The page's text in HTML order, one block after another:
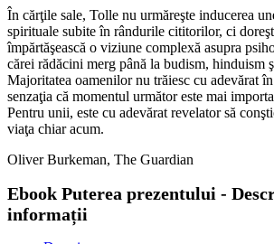
În cărţile sale, Tolle nu urmăreşte inducerea
spirituale subite în rândurile cititorilor, ci
împărtăşească o viziune complexă asupra
cărei rădăcini merg până la budism, hinduism
Majoritatea oamenilor nu trăiesc cu adevărat
senzaţia că momentul următor este mai
Pentru unii, este cu adevărat revelator să
viaţa chiar acum.
Oliver Burkeman, The Guardian
Ebook Puterea prezentului -
informații